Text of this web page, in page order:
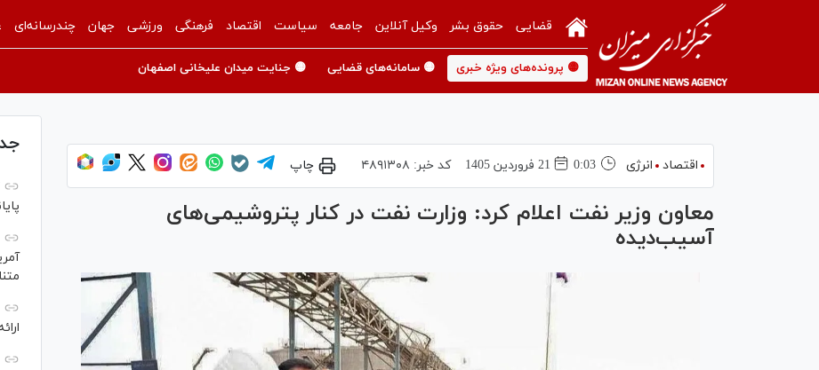
قضایی حقوق بشر وکیل آنلاین جامعه سیاست اقتصاد فرهنگی ورزشی جهان چندرسانه‌ای
🟡 پرونده‌های ویژه خبری 🟡 سامانه‌های قضایی 🟡 جنایت میدان علیخانی اصفهان
اقتصاد انرژی 0:03 21 فروردين 1405 کد خبر: ۴۸۹۱۳۰۸ چاپ
معاون وزیر نفت اعلام کرد: وزارت نفت در کنار پتروشیمی‌های
آسیب‌دیده